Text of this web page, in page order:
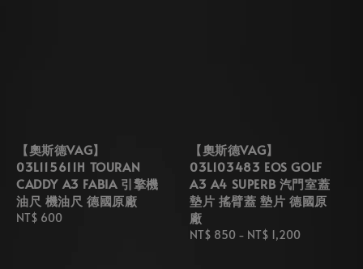
【奧斯德VAG】
03L115611H TOURAN
CADDY A3 FABIA 引擎機
油尺 機油尺 德國原廠
Regular
NT$ 600
【奧斯德VAG】
03L103483 EOS GOLF
A3 A4 SUPERB 汽門室蓋
墊片 搖臂蓋 墊片 德國原
廠
Regular
NT$ 850 - NT$ 1,200